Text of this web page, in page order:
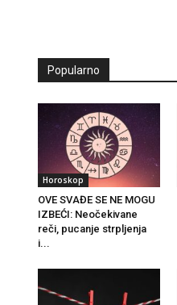
Popularno
Horoskop
OVE SVAĐE SE NE MOGU
IZBEĆI: Neočekivane
reči, pucanje strpljenja
i...